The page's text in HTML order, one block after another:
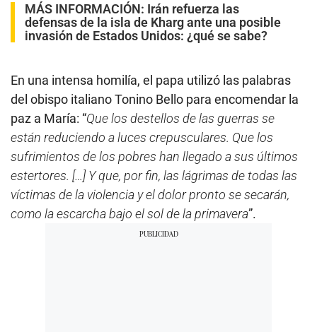
MÁS INFORMACIÓN: Irán refuerza las
defensas de la isla de Kharg ante una posible
invasión de Estados Unidos: ¿qué se sabe?
En una intensa homilía, el papa utilizó las palabras
del obispo italiano Tonino Bello para encomendar la
paz a María: “Que los destellos de las guerras se
están reduciendo a luces crepusculares. Que los
sufrimientos de los pobres han llegado a sus últimos
estertores. […] Y que, por fin, las lágrimas de todas las
víctimas de la violencia y el dolor pronto se secarán,
como la escarcha bajo el sol de la primavera”.